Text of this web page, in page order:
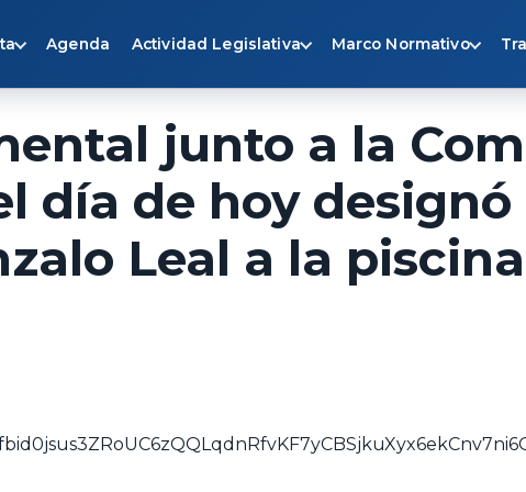
Agenda Actividad Legislativa Marco Normativo
junto a la
día de hoy designó
Leal a la